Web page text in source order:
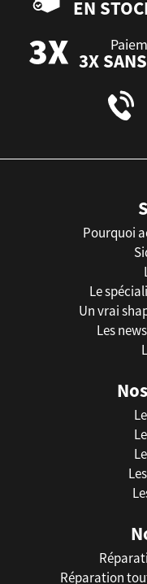
EN
3X
Pourquoi
Le
Un vrai
Les
Réparation